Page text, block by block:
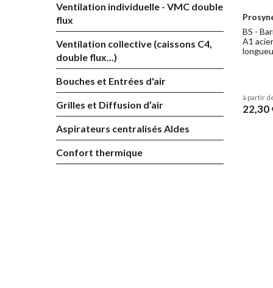
Ventilation individuelle - VMC double
flux
Ventilation collective (caissons C4,
double flux...)
Bouches et Entrées d'air
Grilles et Diffusion d’air
Aspirateurs centralisés Aldes
Confort thermique
Pour le
Tous
•
notre
BS -
A1
à partir
22,30